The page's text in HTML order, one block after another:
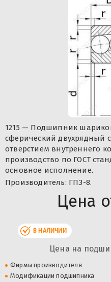
1215 — Подшипник
сферический двухрядный
отверстием внутреннего
производство по ГОСТ
основное исполнение.
Производитель: ГПЗ-8.
Цена
В НАЛИЧИИ
Цена на
Фирмы производителя
Модификации подшипника